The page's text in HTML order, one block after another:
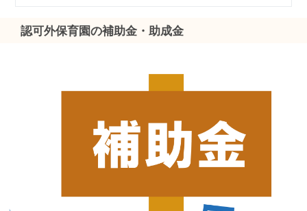
認可外保育園の補助金・助成金